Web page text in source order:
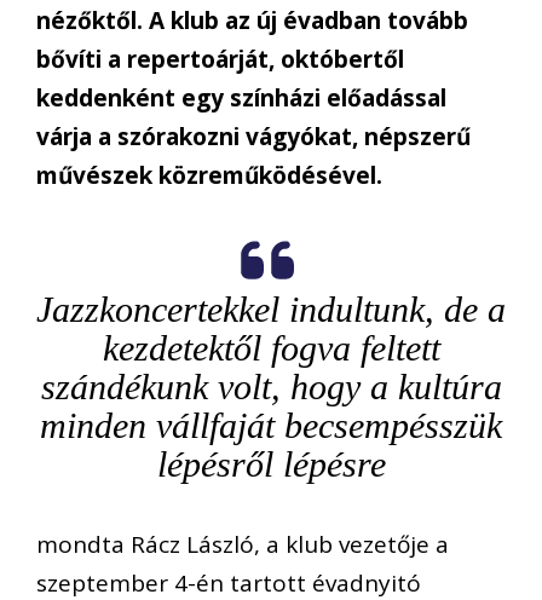
nézőktől. A klub az új évadban tovább
bővíti a repertoárját, októbertől
keddenként egy színházi előadással
várja a szórakozni vágyókat, népszerű
művészek közreműködésével.
Jazzkoncertekkel indultunk, de a
kezdetektől fogva feltett
szándékunk volt, hogy a kultúra
minden vállfaját becsempésszük
lépésről lépésre
mondta Rácz László, a klub vezetője a
szeptember 4-én tartott évadnyitó